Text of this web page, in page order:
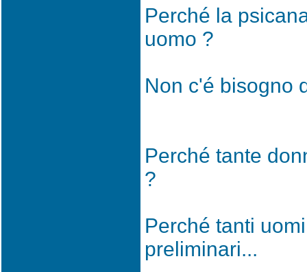
Perché la
uomo ?
Non c'é bisogno
Perché tante
?
Perché tanti
preliminari...